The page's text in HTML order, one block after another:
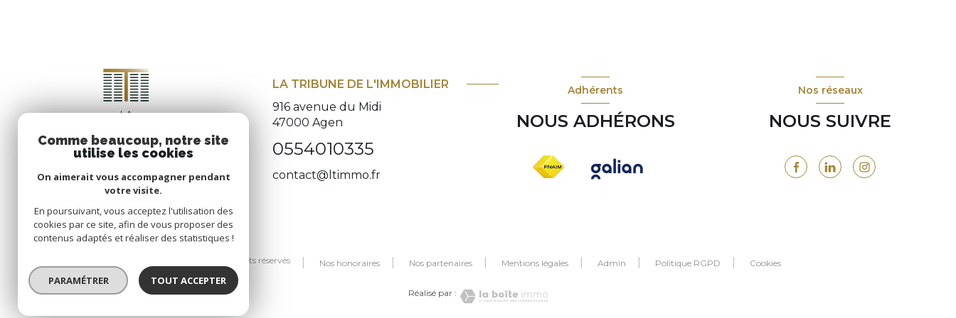
LA TRIBUNE DE L'IMMOBILIER
916 avenue du Midi
47000 Agen
0554010335
contact@ltimmo.fr
Adhérents
NOUS ADHÉRONS
Nos réseaux
NOUS SUIVRE
© 2026 | Tous droits réservés Nos honoraires Nos partenaires Mentions légales Admin Politique RGPD Cookies
Réalisé par :
Comme beaucoup, notre site
utilise les cookies
On aimerait vous accompagner pendant
votre visite.
En poursuivant, vous acceptez l'utilisation des
cookies par ce site, afin de vous proposer des
contenus adaptés et réaliser des statistiques !
PARAMÉTRER TOUT ACCEPTER